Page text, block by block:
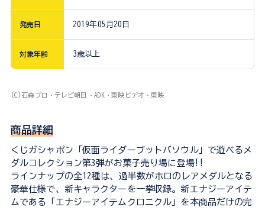
発売日 2019年05月20日
対象年齢 3歳以上
(C)石森プロ・テレビ朝日・ADK・東映ビデオ・東映
商品詳細
くじガシャポン「仮面ライダーブットバソウル」で遊べるメ
ダルコレクション第3弾がお菓子売り場に登場!!
ラインナップの全12種は、過半数がホロのレアメダルとなる
豪華仕様で、新キャラクターを一挙収録。新エナジーアイテ
ムである「エナジーアイテムクロニクル」を本商品だけの完